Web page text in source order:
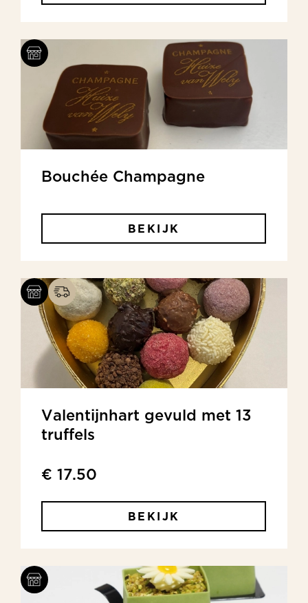
Bouchée Champagne
BEKIJK
Valentijnhart gevuld met 13
truffels
€ 17.50
BEKIJK